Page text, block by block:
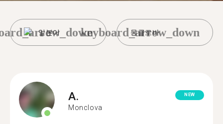
일본어 몽클로바
keyboard_arrow_down
A.
Monclova
NEW